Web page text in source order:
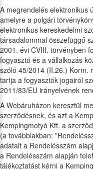
A megrendelés elektronikus
amelyre a polgári
elektronikus kereskedelmi
társadalommal összefüggő
2001. évi CVIII. törvényben
fogyasztó és a vállalkozás
szóló 45/2014 (II.26.) Korm.
tartja a fogyasztók jogairól
2011/83/EU irányelvének
A Webáruházon keresztül
szerződésnek, és azt a
Kempingmotyó Kft. a
(a továbbiakban:
adatait a Rendelésszám
a Rendelésszám alapján
tájékoztatást kérni a